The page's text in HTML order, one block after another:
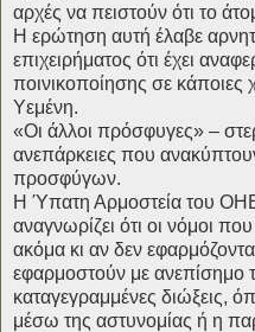
αρχές να πειστούν ότι το
Η ερώτηση αυτή έλαβε
επιχειρήματος ότι έχει
ποινικοποίησης σε
Υεμένη.
«Οι άλλοι πρόσφυγες» –
ανεπάρκειες που
προσφύγων.
Η Ύπατη Αρμοστεία του
αναγνωρίζει ότι οι νόμοι
ακόμα κι αν δεν
εφαρμοστούν με ανεπίσημο
καταγεγραμμένες διώξεις,
μέσω της αστυνομίας ή η